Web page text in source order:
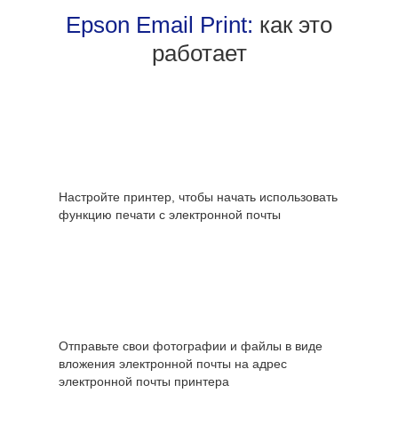
Epson Email Print: как это
работает
Настройте принтер, чтобы начать использовать
функцию печати с электронной почты
Отправьте свои фотографии и файлы в виде
вложения электронной почты на адрес
электронной почты принтера